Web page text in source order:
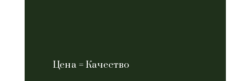
Цена = Качество